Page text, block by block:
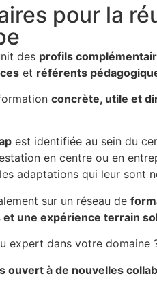
pour la
des profils
et référents
concrète, utile et
est identifiée au sein du
en centre ou en
adaptations qui leur sont
sur un réseau de
une expérience terrain
expert dans votre domaine
ouvert à de nouvelles